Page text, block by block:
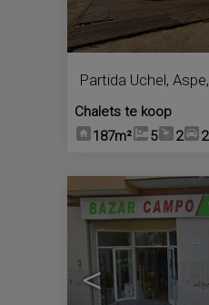
Partida Uchel, Aspe,
Chalets te koop
187m²
5 2 2
<